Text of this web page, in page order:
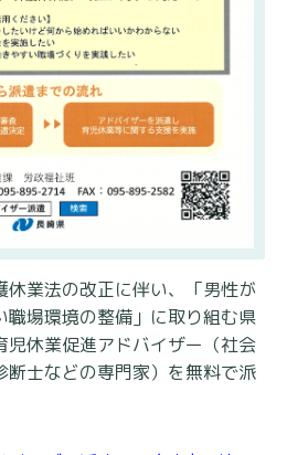
休業法の改正に伴い、「男性が
職場環境の整備」に取り組む県
児休業促進アドバイザー（社会
断士などの専門家）を無料で派